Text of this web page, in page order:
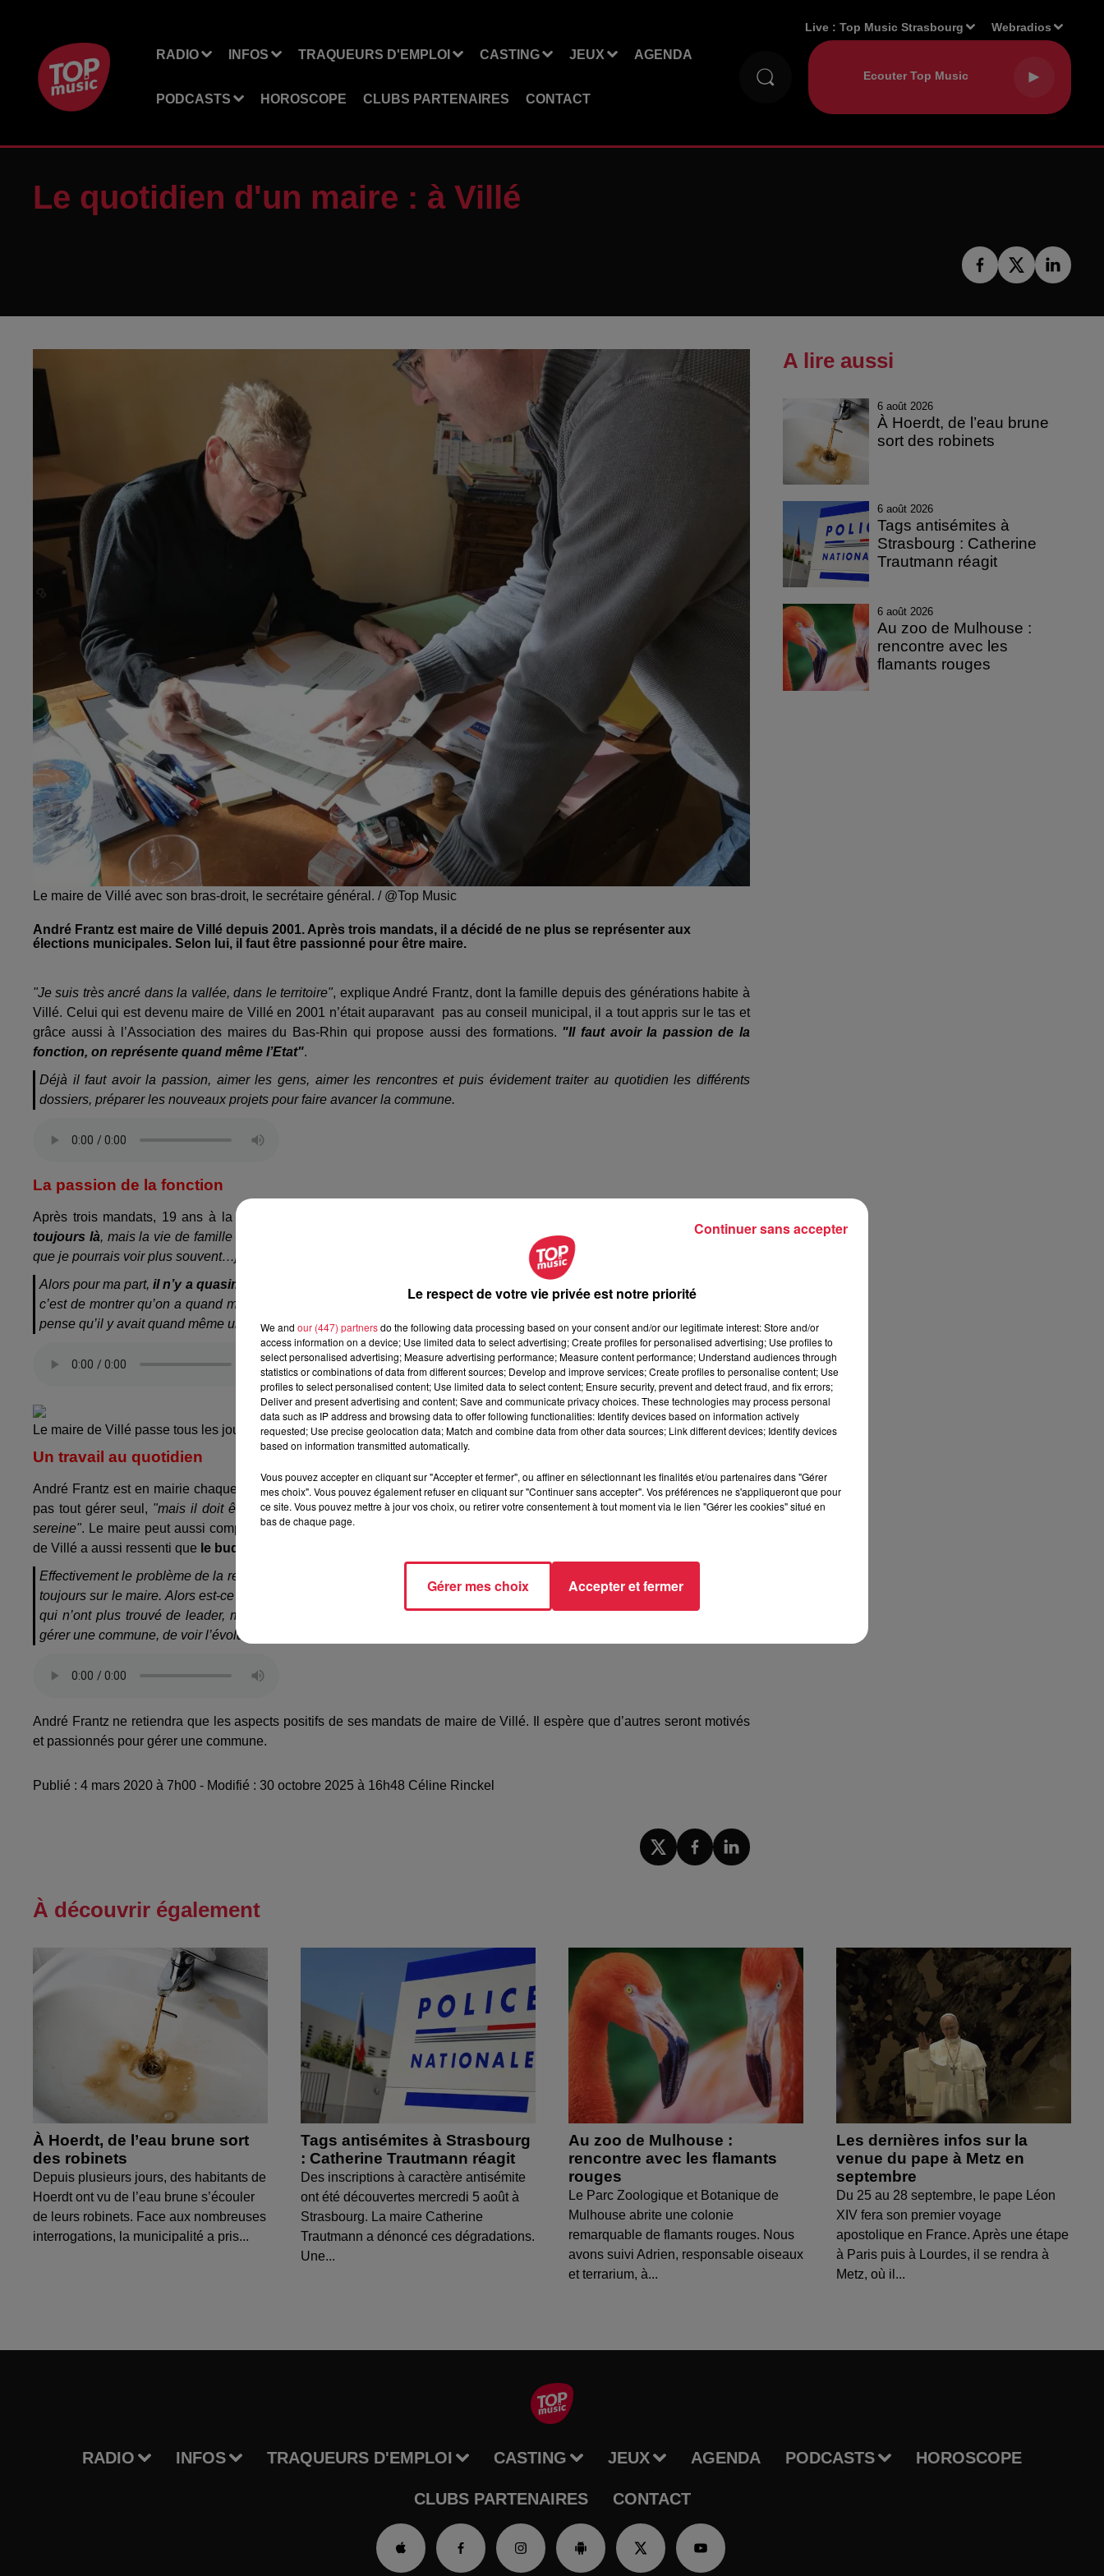
RADIO INFOS TRAQUEURS D'EMPLOI CASTING JEUX AGENDA
PODCASTS HOROSCOPE CLUBS PARTENAIRES CONTACT
Live :Top Music Strasbourg Webradios
Le quotidien d'un maire : à Villé
Le maire de Villé avec son bras-droit, le secrétaire général. / @Top Music
André Frantz est maire de Villé depuis 2001. Après trois mandats, il a décidé de ne plus se représenter aux
élections municipales. Selon lui, il faut être passionné pour être maire.
"Je suis très ancré dans la vallée, dans le territoire", explique André Frantz, dont la famille depuis des générations habite à
Villé. Celui qui est devenu maire de Villé en 2001 n’était auparavant pas au conseil municipal, il a tout appris sur le tas et
grâce aussi à l’Association des maires du Bas-Rhin qui propose aussi des formations. "Il faut avoir la passion de la
fonction, on représente quand même l’Etat".
Déjà il faut avoir la passion, aimer les gens, aimer les rencontres et puis évidement traiter au quotidien les différents
dossiers, préparer les nouveaux projets pour faire avancer la commune.
La passion de la fonction
Après trois mandats, 19 ans à la tête de la mairie, André Frantz, âgé de 69 ans, a décidé d’arrêter :
toujours là, mais la vie de famille on la met quand même beaucoup entre parenthèses. J’ai deux charmantes petites-filles
que je pourrais voir plus souvent…je ferai aussi plus de vélo !"
Alors pour ma part, il n’y a quasiment que du positif
. Et le négatif j’aime bien l’oublier. Donc aujourd’hui ce qui m’importe
c’est de montrer qu’on a quand même réalisé des projets relativement importants. Je termine mon 3ème mandat. Donc je
pense qu’il y avait quand même une certaine adhésion de la population aux différents projets.
Le maire de Villé passe tous les jours à la mairie. / @Top Music
Un travail au quotidien
André Frantz est en mairie chaque jour mais aussi à l’extérieur, proche de la population. Il sait aussi que le maire ne peut
pas tout gérer seul, "mais il doit être informé de tout"."Le secrétaire général, c’est mon bras-droit, on a une relation très
sereine". Le maire peut aussi compter sur ses trois adjoints et ses conseillers municipaux. En presque vingt ans, le maire
de Villé a aussi ressenti que le budget était plus difficile à boucler et que les tâches administratives augmentaient.
Effectivement le problème de la responsabilité est un grand sujet. On ne peut pas tout maîtriser et chaque fois, ça retombe
toujours sur le maire. Alors est-ce qu’il y a un manque de vocations ? Evidement quand on voit dans certaines communes
qui n’ont plus trouvé de leader, mais en général on trouve toujours une tête de liste. Et ça sera toujours intéressant de
gérer une commune, de voir l’évolution, de préparer des projets pour faire avancer la commune.
André Frantz ne retiendra que les aspects positifs de ses mandats de maire de Villé. Il espère que d’autres seront motivés
et passionnés pour gérer une commune.
Publié : 4 mars 2020 à 7h00 - Modifié : 30 octobre 2025 à 16h48 Céline Rinckel
A lire aussi
6 août 2026
À Hoerdt, de l’eau brune
sort des robinets
6 août 2026
Tags antisémites à
Strasbourg : Catherine
Trautmann réagit
6 août 2026
Au zoo de Mulhouse :
rencontre avec les
flamants rouges
À découvrir également
À Hoerdt, de l’eau brune sort
des robinets
Depuis plusieurs jours, des habitants de
Hoerdt ont vu de l’eau brune s’écouler
de leurs robinets. Face aux nombreuses
interrogations, la municipalité a pris...
Tags antisémites à Strasbourg
: Catherine Trautmann réagit
Des inscriptions à caractère antisémite
ont été découvertes mercredi 5 août à
Strasbourg. La maire Catherine
Trautmann a dénoncé ces dégradations.
Une...
Au zoo de Mulhouse :
rencontre avec les flamants
rouges
Le Parc Zoologique et Botanique de
Mulhouse abrite une colonie
remarquable de flamants rouges. Nous
avons suivi Adrien, responsable oiseaux
et terrarium, à...
Les dernières infos sur la
venue du pape à Metz en
septembre
Du 25 au 28 septembre, le pape Léon
XIV fera son premier voyage
apostolique en France. Après une étape
à Paris puis à Lourdes, il se rendra à
Metz, où il...
RADIO INFOS TRAQUEURS D'EMPLOI CASTING JEUX AGENDA PODCASTS HOROSCOPE
CLUBS PARTENAIRES CONTACT
Le respect de votre vie privée est notre priorité
We and our (447) partnersdo the following data processing based on your consent and/or our legitimate interest: Store and/or
access information on a device; Use limited data to select advertising; Create profiles for personalised advertising; Use profiles to
select personalised advertising; Measure advertising performance; Measure content performance; Understand audiences through
statistics or combinations of data from different sources; Develop and improve services; Create profiles to personalise content; Use
profiles to select personalised content; Use limited data to select content; Ensure security, prevent and detect fraud, and fix errors;
Deliver and present advertising and content; Save and communicate privacy choices. These technologies may process personal
data such as IP address and browsing data to offer following functionalities: Identify devices based on information actively
requested; Use precise geolocation data; Match and combine data from other data sources; Link different devices; Identify devices
based on information transmitted automatically.
Vous pouvez accepter en cliquant sur "Accepter et fermer", ou affiner en sélectionnant les finalités et/ou partenaires dans "Gérer
mes choix". Vous pouvez également refuser en cliquant sur "Continuer sans accepter". Vos préférences ne s'appliqueront que pour
ce site. Vous pouvez mettre à jour vos choix, ou retirer votre consentement à tout moment via le lien "Gérer les cookies" situé en
bas de chaque page.
Gérer mes choix Accepter et fermer
Continuer sans accepter